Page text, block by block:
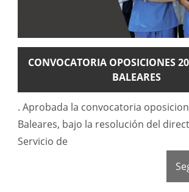
CONVOCATORIA OPOSICIONES
BALEARES
. Aprobada la convocatoria
Baleares, bajo la resolución del
Servicio de